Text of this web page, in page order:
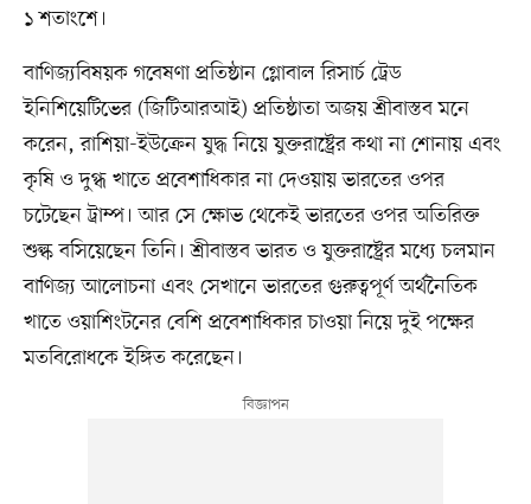
১ শতাংশে।
বাণিজ্যবিষয়ক গবেষণা প্রতিষ্ঠান গ্লোবাল রিসার্চ ট্রেড
ইনিশিয়েটিভের (জিটিআরআই) প্রতিষ্ঠাতা অজয় শ্রীবাস্তব মনে
করেন, রাশিয়া-ইউক্রেন যুদ্ধ নিয়ে যুক্তরাষ্ট্রের কথা না শোনায় এবং
কৃষি ও দুগ্ধ খাতে প্রবেশাধিকার না দেওয়ায় ভারতের ওপর
চটেছেন ট্রাম্প। আর সে ক্ষোভ থেকেই ভারতের ওপর অতিরিক্ত
শুল্ক বসিয়েছেন তিনি। শ্রীবাস্তব ভারত ও যুক্তরাষ্ট্রের মধ্যে চলমান
বাণিজ্য আলোচনা এবং সেখানে ভারতের গুরুত্বপূর্ণ অর্থনৈতিক
খাতে ওয়াশিংটনের বেশি প্রবেশাধিকার চাওয়া নিয়ে দুই পক্ষের
মতবিরোধকে ইঙ্গিত করেছেন।